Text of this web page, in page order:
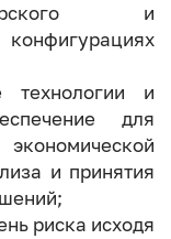
и
технологии и
для
и принятия
риска исходя